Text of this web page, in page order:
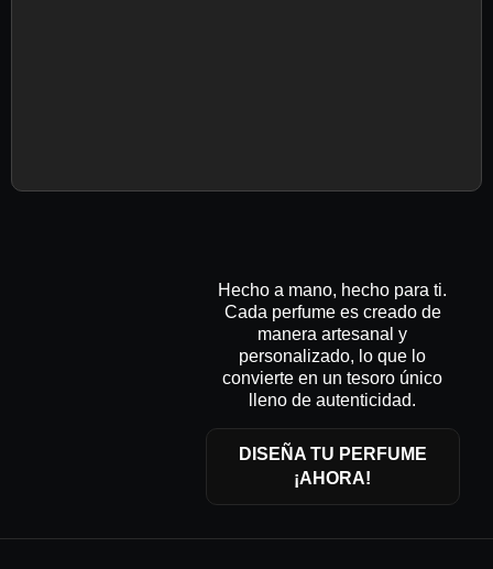
Hecho a mano, hecho para ti.
Cada perfume es creado de
manera artesanal y
personalizado, lo que lo
convierte en un tesoro único
lleno de autenticidad.
DISEÑA TU PERFUME
¡AHORA!